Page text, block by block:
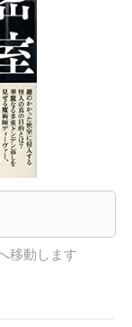
移動します